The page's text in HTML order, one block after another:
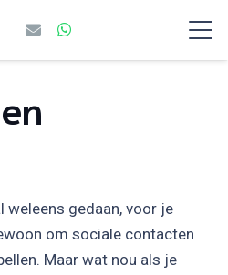
weleens gedaan, voor je
om sociale contacten
Maar wat nou als je